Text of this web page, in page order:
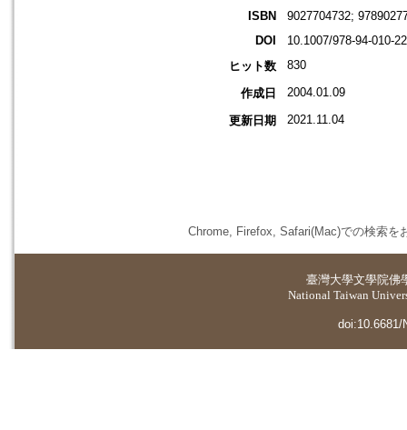
ISBN
9027704732;
DOI
10.1007/978-94-010-
ヒット数
830
作成日 2004.01.09
更新日期 2021.11.04
Chrome, Firefox, Safari(Mac)での検索を
臺灣大學文學院佛
National Taiwan
doi:10.6681/